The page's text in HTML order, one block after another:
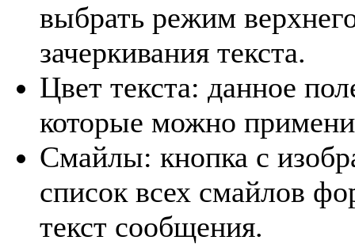
выбрать режим
зачеркивания текста.
Цвет текста: данное
которые можно
Смайлы: кнопка с
список всех смайлов
текст сообщения.